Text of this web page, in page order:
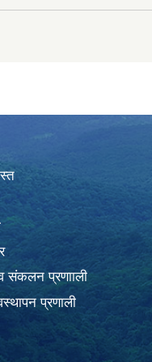
संकलन प्रणााली
प्रणाली